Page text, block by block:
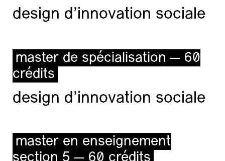
design d'innovation sociale
master de spécialisation — 60
crédits
design d'innovation sociale
master en enseignement
section 5 — 60 crédits